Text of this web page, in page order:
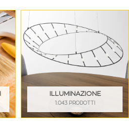
ILLUMINAZIONE
1.043 PRODOTTI